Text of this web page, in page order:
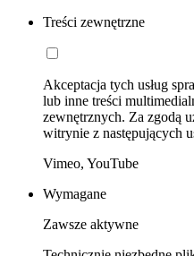
Treści zewnętrzne
Akceptacja tych usług
lub inne treści
zewnętrznych. Za zgodą
witrynie z następujących
Vimeo, YouTube
Wymagane
Zawsze aktywne